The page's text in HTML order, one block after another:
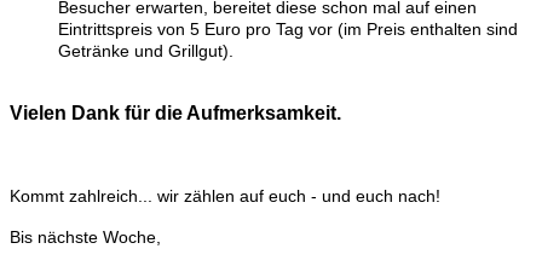
Besucher erwarten, bereitet diese schon mal auf einen
Eintrittspreis von 5 Euro pro Tag vor (im Preis enthalten sind
Getränke und Grillgut).
Vielen Dank für die Aufmerksamkeit.
Kommt zahlreich... wir zählen auf euch - und euch nach!
Bis nächste Woche,